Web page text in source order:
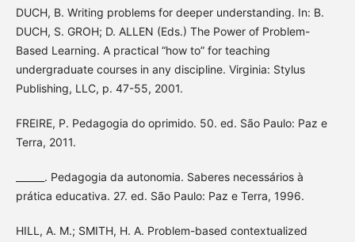
DUCH, B. Writing problems for deeper understanding. In: B.
DUCH, S. GROH; D. ALLEN (Eds.) The Power of Problem-
Based Learning. A practical “how to” for teaching
undergraduate courses in any discipline. Virginia: Stylus
Publishing, LLC, p. 47-55, 2001.
FREIRE, P. Pedagogia do oprimido. 50. ed. São Paulo: Paz e
Terra, 2011.
______. Pedagogia da autonomia. Saberes necessários à
prática educativa. 27. ed. São Paulo: Paz e Terra, 1996.
HILL, A. M.; SMITH, H. A. Problem-based contextualized